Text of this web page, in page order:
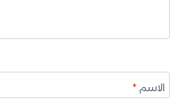
الاسم*